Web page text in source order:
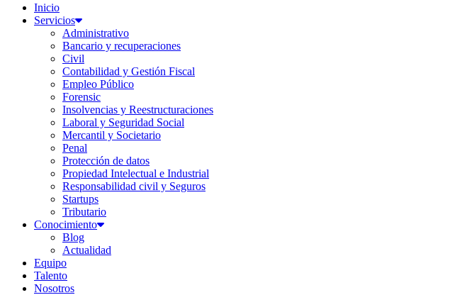
Inicio
Servicios
Administrativo
Bancario y recuperaciones
Civil
Contabilidad y Gestión Fiscal
Empleo Público
Forensic
Insolvencias y Reestructuraciones
Laboral y Seguridad Social
Mercantil y Societario
Penal
Protección de datos
Propiedad Intelectual e Industrial
Responsabilidad civil y Seguros
Startups
Tributario
Conocimiento
Blog
Actualidad
Equipo
Talento
Nosotros